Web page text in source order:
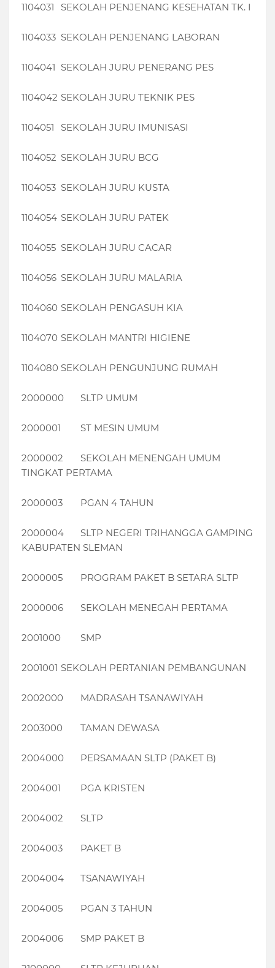
1104031 SEKOLAH PENJENANG KESEHATAN TK. I
1104033 SEKOLAH PENJENANG LABORAN
1104041 SEKOLAH JURU PENERANG PES
1104042 SEKOLAH JURU TEKNIK PES
1104051 SEKOLAH JURU IMUNISASI
1104052 SEKOLAH JURU BCG
1104053 SEKOLAH JURU KUSTA
1104054 SEKOLAH JURU PATEK
1104055 SEKOLAH JURU CACAR
1104056 SEKOLAH JURU MALARIA
1104060 SEKOLAH PENGASUH KIA
1104070 SEKOLAH MANTRI HIGIENE
1104080 SEKOLAH PENGUNJUNG RUMAH
2000000 SLTP UMUM
2000001 ST MESIN UMUM
2000002
SEKOLAH MENENGAH UMUM
TINGKAT PERTAMA
2000003 PGAN 4 TAHUN
2000004
SLTP NEGERI TRIHANGGA GAMPING
KABUPATEN SLEMAN
2000005 PROGRAM PAKET B SETARA SLTP
2000006 SEKOLAH MENEGAH PERTAMA
2001000 SMP
2001001 SEKOLAH PERTANIAN PEMBANGUNAN
2002000 MADRASAH TSANAWIYAH
2003000 TAMAN DEWASA
2004000 PERSAMAAN SLTP (PAKET B)
2004001 PGA KRISTEN
2004002 SLTP
2004003 PAKET B
2004004 TSANAWIYAH
2004005 PGAN 3 TAHUN
2004006 SMP PAKET B